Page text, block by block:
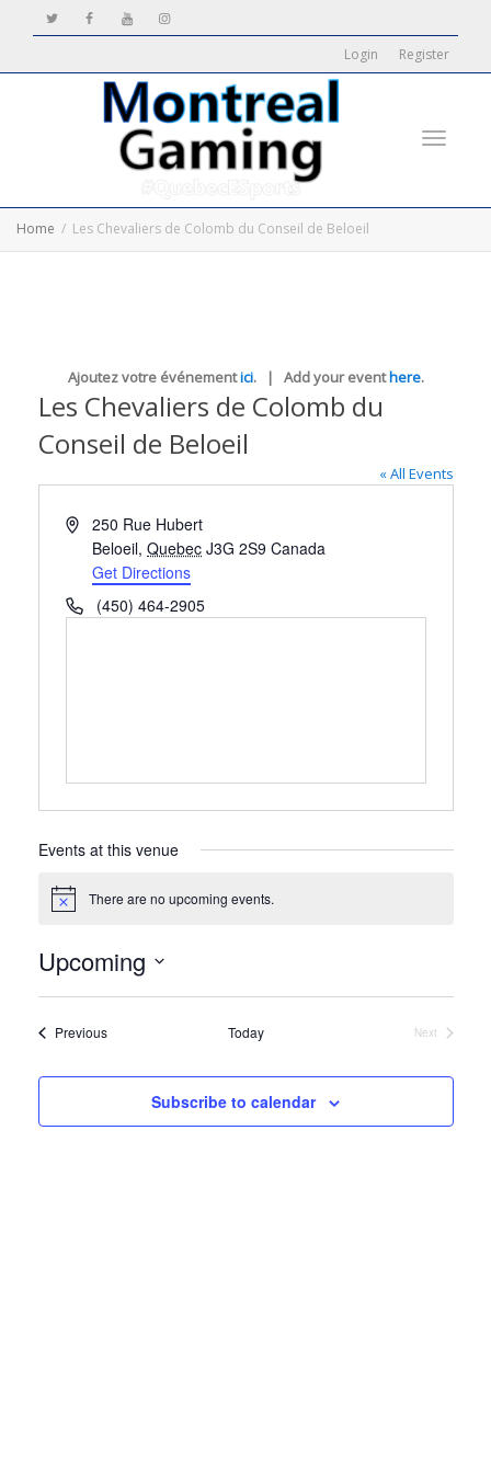
Login Register
Home Les Chevaliers de Colomb du Conseil de Beloeil
Ajoutez votre événementici. | Add your eventhere.
Les Chevaliers de Colomb du
Conseil de Beloeil
« All Events
Address250 Rue Hubert
Beloeil, Quebec J3G 2S9 Canada
Get Directions
Phone(450) 464-2905
Events at this venue
Notice There are no upcoming events.
Upcoming
PreviousEvents Today
Next
Subscribe to calendar